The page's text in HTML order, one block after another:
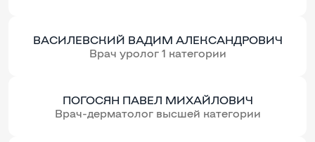
ВАСИЛЕВСКИЙ ВАДИМ АЛЕКСАНДРОВИЧ
Врач уролог 1 категории
ПОГОСЯН ПАВЕЛ МИХАЙЛОВИЧ
Врач-дерматолог высшей категории